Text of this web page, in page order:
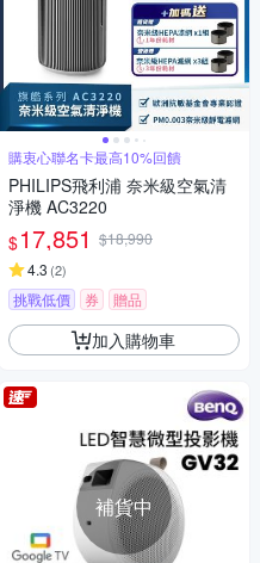
購衷心聯名卡最高10%回饋
PHILIPS飛利浦 奈米級空氣清
淨機 AC3220
$17,851 $18,990
4.3 (2)
挑戰低價 券 贈品
加入購物車
補貨中